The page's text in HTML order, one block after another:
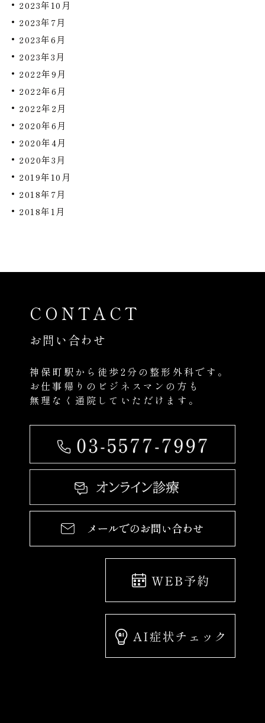
2023年10月
2023年7月
2023年6月
2023年3月
2022年9月
2022年6月
2022年2月
2020年6月
2020年4月
2020年3月
2019年10月
2018年7月
2018年1月
CONTACT
お問い合わせ
神保町駅から徒歩2分の整形外科です。
お仕事帰りのビジネスマンの方も
無理なく通院していただけます。